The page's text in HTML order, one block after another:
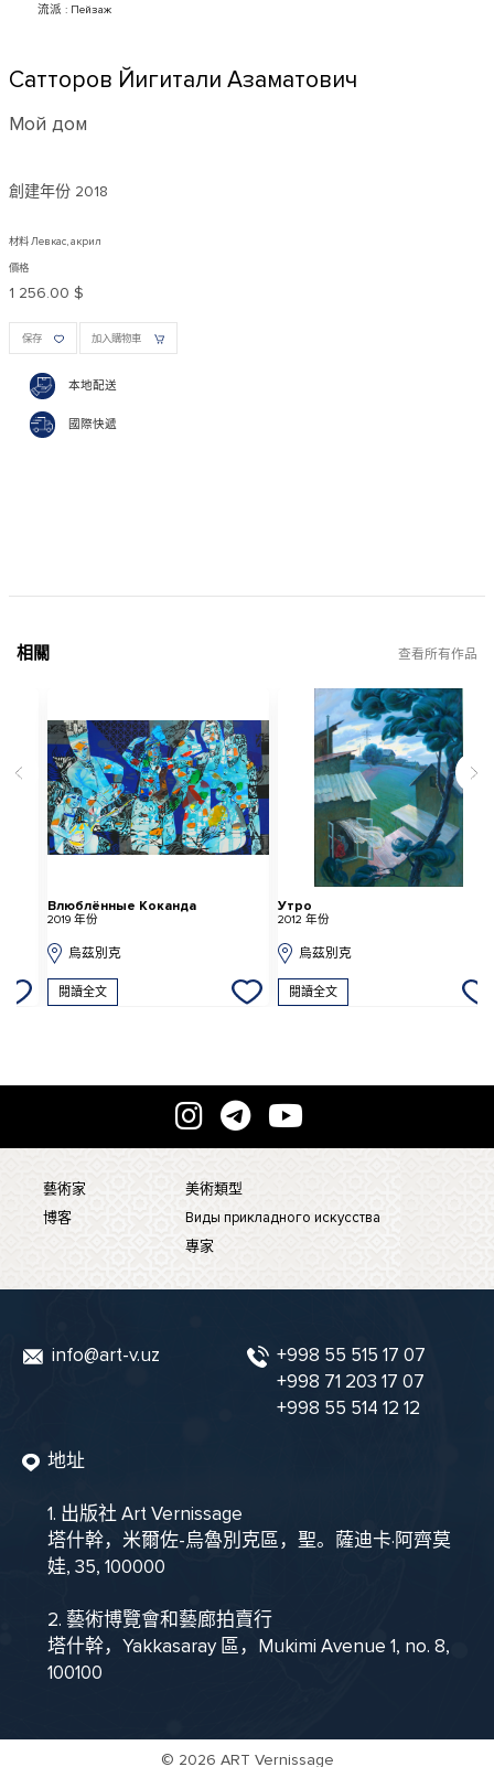
流派 : Пейзаж
Сатторов Йигитали Азаматович
Мой дом
創建年份 2018
材料 Левкас, акрил
價格
1 256.00 $
保存 加入購物車
本地配送
國際快遞
相關 查看所有作品
Влюблённые Коканда
2019 年份
烏茲別克
閱讀全文
Утро
2012 年份
烏茲別克
閱讀全文
藝術家
博客
美術類型
Виды прикладного искусства
專家
info@art-v.uz
+998 55 515 17 07
+998 71 203 17 07
+998 55 514 12 12
地址
1. 出版社 Art Vernissage
塔什幹，米爾佐-烏魯別克區，聖。薩迪卡·阿齊莫
娃, 35, 100000
2. 藝術博覽會和藝廊拍賣行
塔什幹，Yakkasaray 區，Mukimi Avenue 1, no. 8,
100100
© 2026 ART Vernissage